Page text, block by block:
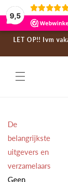
9,5
Skip to
content
LET OP!! Ivm
De
belangrijkste
uitgevers en
verzamelaars
Geen